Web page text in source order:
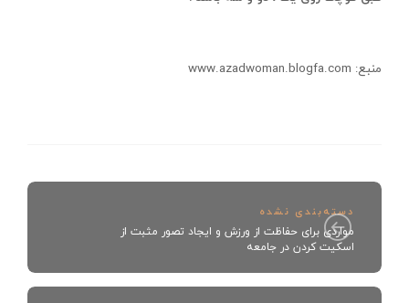
منبع: www.azadwoman.blogfa.com
دسته‌بندی نشده
مواردی برای حفاظت از ورزش و ایجاد تصور مثبت از
اسکیت کردن در جامعه